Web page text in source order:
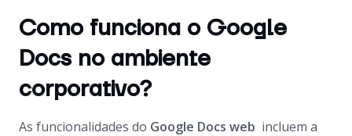
Como funciona o Google
Docs no ambiente
corporativo?
As funcionalidades do Google Docs web incluem a